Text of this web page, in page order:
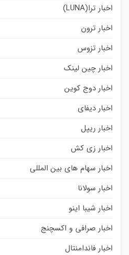
اخبار ترا(LUNA)
اخبار ترون
اخبار تزوس
اخبار چین لینک
اخبار دوج کوین
اخبار دیفای
اخبار ریپل
اخبار زی کش
اخبار سهام های بین المللی
اخبار سولانا
اخبار شیبا اینو
اخبار صرافی و اکسچنج
اخبار فاندامنتال